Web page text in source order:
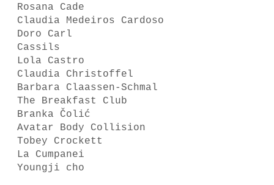
Rosana Cade
Claudia Medeiros Cardoso
Doro Carl
Cassils
Lola Castro
Claudia Christoffel
Barbara Claassen-Schmal
The Breakfast Club
Branka Čolić
Avatar Body Collision
Tobey Crockett
La Cumpanei
Youngji cho